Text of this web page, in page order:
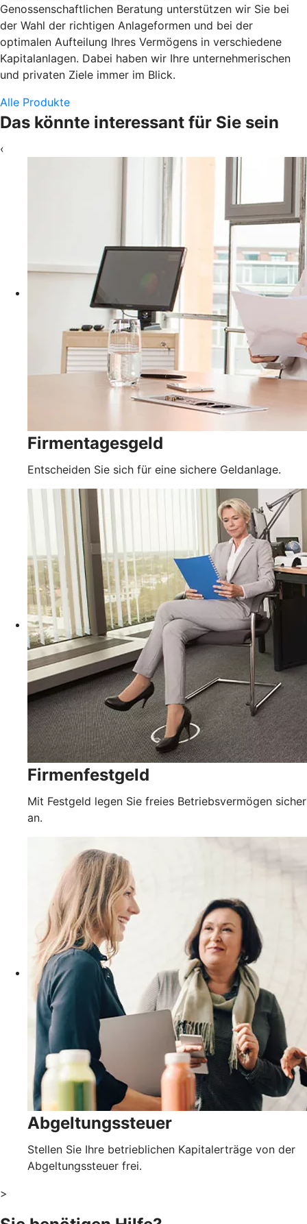
Genossenschaftlichen Beratung unterstützen wir Sie bei
der Wahl der richtigen Anlageformen und bei der
optimalen Aufteilung Ihres Vermögens in verschiedene
Kapitalanlagen. Dabei haben wir Ihre unternehmerischen
und privaten Ziele immer im Blick.
Alle Produkte
Das könnte interessant für Sie sein
‹
Firmentagesgeld
Entscheiden Sie sich für eine sichere Geldanlage.
Firmenfestgeld
Mit Festgeld legen Sie freies Betriebsvermögen sicher
an.
Abgeltungssteuer
Stellen Sie Ihre betrieblichen Kapitalerträge von der
Abgeltungssteuer frei.
>